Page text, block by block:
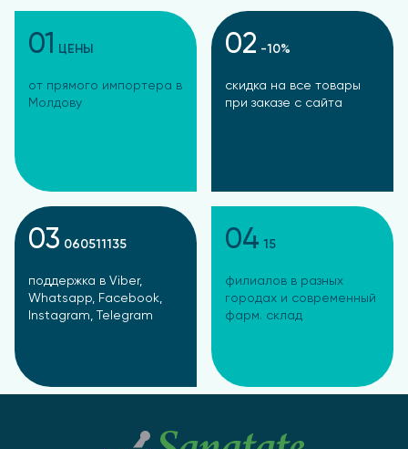
01 ЦЕНЫ
от прямого импортера в
Молдову
02 -10%
скидка на все товары
при заказе с сайта
03 060511135
поддержка в Viber,
Whatsapp, Facebook,
Instagram, Telegram
04 15
филиалов в разных
городах и современный
фарм. склад